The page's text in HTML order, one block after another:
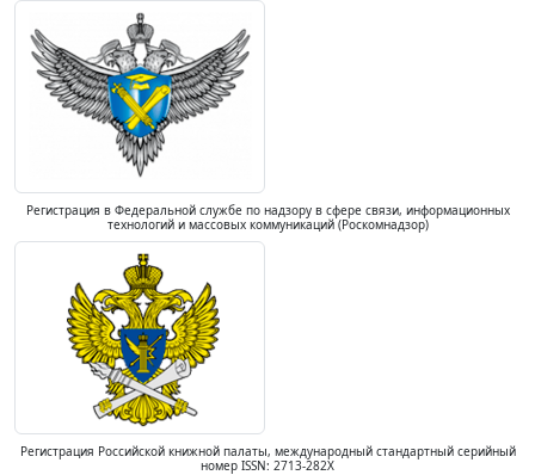
Регистрация в Федеральной службе по надзору в сфере связи, информационных
технологий и массовых коммуникаций (Роскомнадзор)
Регистрация Российской книжной палаты, международный стандартный серийный
номер ISSN: 2713-282X